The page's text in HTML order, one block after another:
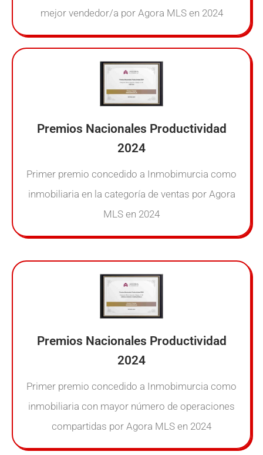
mejor vendedor/a por Agora MLS en 2024
Premios Nacionales Productividad
2024
Primer premio concedido a Inmobimurcia como
inmobiliaria en la categoría de ventas por Agora
MLS en 2024
Premios Nacionales Productividad
2024
Primer premio concedido a Inmobimurcia como
inmobiliaria con mayor número de operaciones
compartidas por Agora MLS en 2024